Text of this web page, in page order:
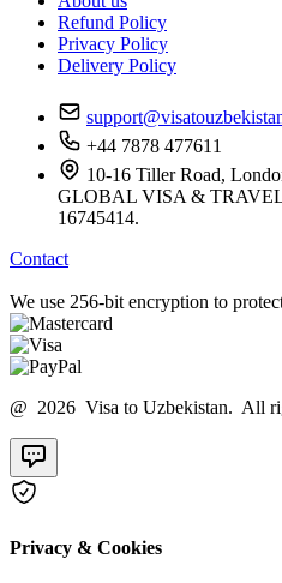
Refund Policy
Privacy Policy
Delivery Policy
+44 7878 477611
10-16 Tiller Road,
GLOBAL VISA &
16745414.
Contact
We use 256-bit encryption to
@ 2026 Visa to Uzbekistan. All
Privacy & Cookies